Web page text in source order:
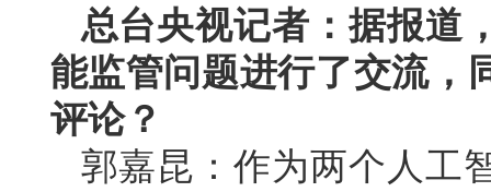
总台央视记者：据报道
能监管问题进行了交流，
评论？
郭嘉昆：作为两个人工